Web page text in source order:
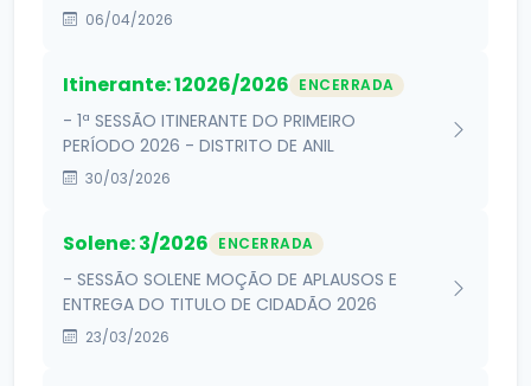
06/04/2026
Itinerante: 12026/2026 ENCERRADA
- 1ª SESSÃO ITINERANTE DO PRIMEIRO
PERÍODO 2026 - DISTRITO DE ANIL
30/03/2026
Solene: 3/2026 ENCERRADA
- SESSÃO SOLENE MOÇÃO DE APLAUSOS E
ENTREGA DO TITULO DE CIDADÃO 2026
23/03/2026